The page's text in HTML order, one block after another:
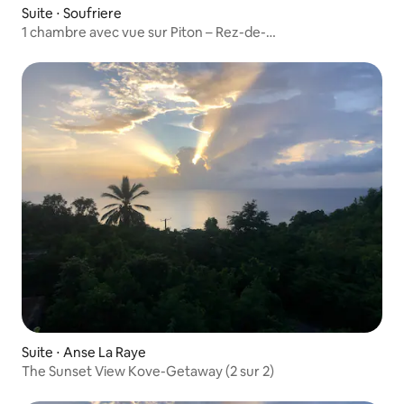
Suite ⋅ Soufriere
1 chambre avec vue sur Piton – Rez-de-
Suite ⋅ Anse La Raye
The Sunset View Kove-Getaway (2 sur 2)